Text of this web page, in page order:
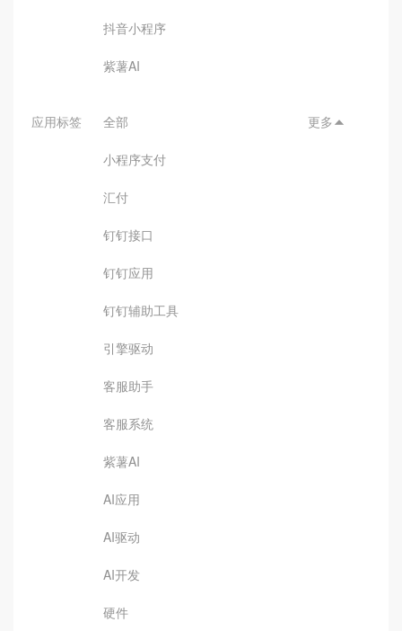
抖音小程序
紫薯AI
应用标签 全部
小程序支付
汇付
钉钉接口
钉钉应用
钉钉辅助工具
引擎驱动
客服助手
客服系统
紫薯AI
AI应用
AI驱动
AI开发
硬件
更多 